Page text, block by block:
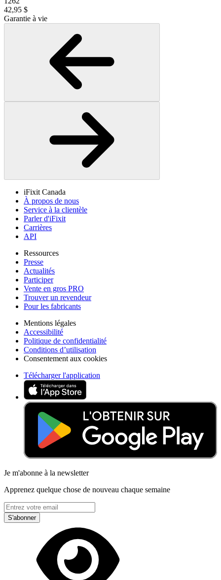
42,95 $
Garantie à vie
iFixit Canada
À propos de nous
Service à la clientèle
Parler d'iFixit
Carrières
API
Ressources
Presse
Actualités
Participer
Vente en gros PRO
Trouver un revendeur
Pour les fabricants
Mentions légales
Accessibilité
Politique de confidentialité
Conditions d’utilisation
Consentement aux cookies
Télécharger l'application
Je m'abonne à la newsletter
Apprenez quelque chose de nouveau chaque semaine
S'abonner